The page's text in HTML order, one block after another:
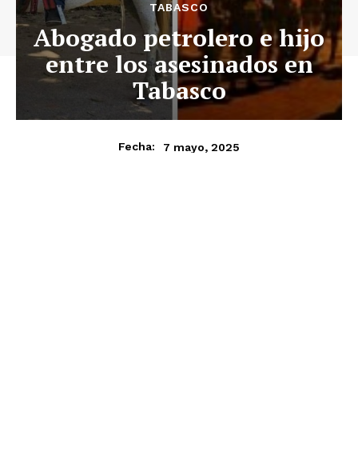
TABASCO
Abogado petrolero e hijo
entre los asesinados en
Tabasco
Fecha: 7 mayo, 2025